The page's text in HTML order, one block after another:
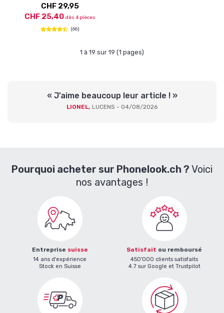
CHF 29,95
CHF 25,40 dès 4 pièces
(66)
1 à 19 sur 19 (1 pages)
« J’aime beaucoup leur article ! »
LIONEL, LUCENS - 04/08/2026
Pourquoi acheter sur Phonelook.ch ? Voici
nos avantages !
Entreprise suisse
14 ans d'expérience
Stock en Suisse
Satisfait ou remboursé
450'000 clients satisfaits
4.7 sur Google et Trustpilot